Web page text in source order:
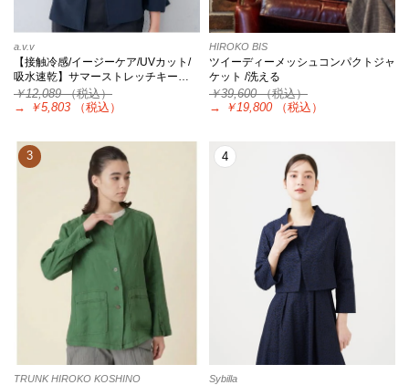
a.v.v
【接触冷感/イージーケア/UVカット/
吸水速乾】サマーストレッチキー…
￥12,089（税込）
→
￥5,803 （税込）
HIROKO BIS
ツイーディーメッシュコンパクトジャ
ケット /洗える
￥39,600（税込）
→
￥19,800 （税込）
3
TRUNK HIROKO KOSHINO
4
Sybilla